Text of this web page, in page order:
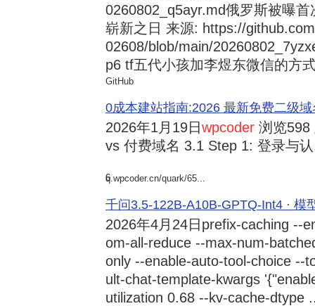
0260802_q5ayr.md俄罗斯被曝
崭新之日 来源: https://
02608/blob/main/
p6 tf五代小孩加李煜东微信的方
GitHub
0成本建站指南:2026 最新免费二级
2026年1月19日wpcoder 浏览598
vs 付费域名 3.1 Step 1: 登录与
6
q.wpcoder.cn/quark/65...
千问3.5-122B-A10B-GPTQ-Int4 · 模
2026年4月24日 prefix-caching --
om-all-reduce --max-num-
only --enable-auto-tool-choice --
ult-chat-template-kwargs
utilization 0.68 --kv-cache-dtype